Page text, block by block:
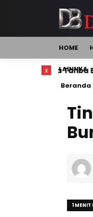
HOME
LAINNYA
Tanbu Buka MTQN
Beranda
1
x